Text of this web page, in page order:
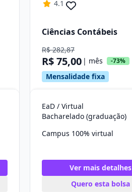
4.1
Ciências Contábeis
R$ 282,87
R$ 75,00 | mês -73%
Mensalidade fixa
EaD / Virtual
Bacharelado (graduação)
Campus 100% virtual
Ver mais detalhes
Quero esta bolsa